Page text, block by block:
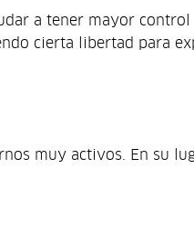
a tener mayor
cierta libertad para
muy activos. En su